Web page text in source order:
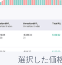
選択した価